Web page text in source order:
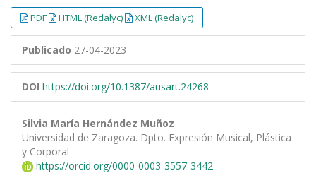
PDF HTML (Redalyc) XML (Redalyc)
Publicado 27-04-2023
DOI https://doi.org/10.1387/ausart.24268
Silvia María Hernández Muñoz
Universidad de Zaragoza. Dpto. Expresión Musical, Plástica
y Corporal
https://orcid.org/0000-0003-3557-3442